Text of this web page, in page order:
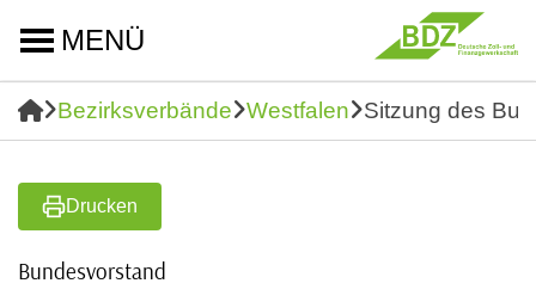
MENÜ
Bezirksverbände Westfalen Sitzung des
Drucken
Bundesvorstand